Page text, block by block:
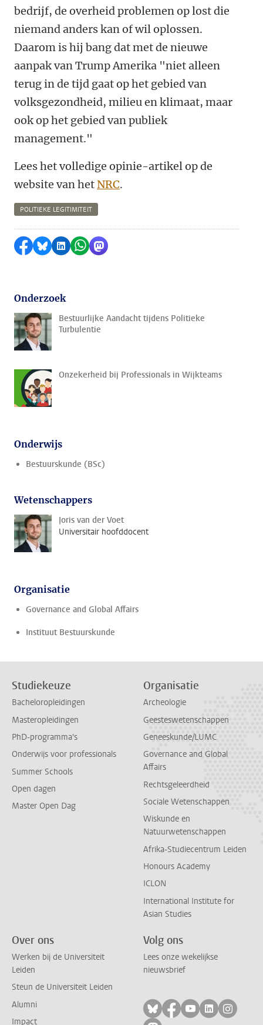
bedrijf, de overheid problemen op lost die
niemand anders kan of wil oplossen.
Daarom is hij bang dat met de nieuwe
aanpak van Trump Amerika "niet alleen
terug in de tijd gaat op het gebied van
volksgezondheid, milieu en klimaat, maar
ook op het gebied van publiek
management."
Lees het volledige opinie-artikel op de
website van hetNRC.
POLITIEKE LEGITIMITEIT
Delen op Facebook
Delen via Bluesky
Delen op LinkedIn
Delen via WhatsApp
Delen via Mastodon
Onderzoek
Bestuurlijke Aandacht tijdens Politieke
Turbulentie
Onzekerheid bij Professionals in Wijkteams
Onderwijs
Bestuurskunde (BSc)
Wetenschappers
Joris van der Voet
Universitair hoofddocent
Organisatie
Governance and Global Affairs
Instituut Bestuurskunde
Studiekeuze
Bacheloropleidingen
Masteropleidingen
PhD-programma's
Onderwijs voor professionals
Summer Schools
Open dagen
Master Open Dag
Organisatie
Archeologie
Geesteswetenschappen
Geneeskunde/LUMC
Governance and Global
Affairs
Rechtsgeleerdheid
Sociale Wetenschappen
Wiskunde en
Natuurwetenschappen
Afrika-Studiecentrum Leiden
Honours Academy
ICLON
International Institute for
Asian Studies
Over ons
Werken bij de Universiteit
Leiden
Steun de Universiteit Leiden
Alumni
Impact
Volg ons
Lees onze wekelijkse
nieuwsbrief
Volg ons op bluesky
Volg ons op
Volg ons op
Volg ons
Volg